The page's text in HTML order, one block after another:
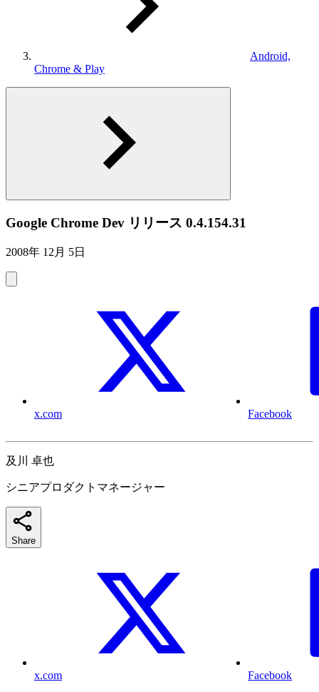
Android,
Chrome & Play
Google Chrome Dev リリース 0.4.154.31
2008年 12月 5日
x.com Facebook
及川 卓也
シニアプロダクトマネージャー
Share
x.com Facebook